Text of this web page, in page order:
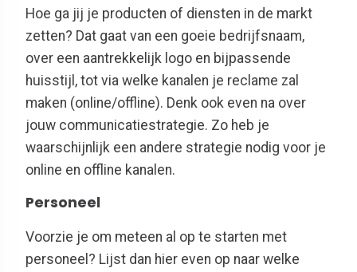
Hoe ga jij je producten of diensten in de markt
zetten? Dat gaat van een goeie bedrijfsnaam,
over een aantrekkelijk logo en bijpassende
huisstijl, tot via welke kanalen je reclame zal
maken (online/offline). Denk ook even na over
jouw communicatiestrategie. Zo heb je
waarschijnlijk een andere strategie nodig voor je
online en offline kanalen.
Personeel
Voorzie je om meteen al op te starten met
personeel? Lijst dan hier even op naar welke